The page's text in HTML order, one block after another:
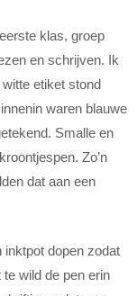
klas, groep
en schrijven. Ik
etiket stond
waren blauwe
Smalle en
Zo’n
dat aan een
inktpot dopen zodat
wild de pen erin